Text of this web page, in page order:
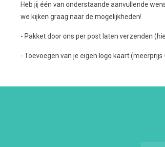
Heb jij één van onderstaande aanvullende
we kijken graag naar de mogelijkheden!
- Pakket door ons per post laten verzenden
- Toevoegen van je eigen logo kaart